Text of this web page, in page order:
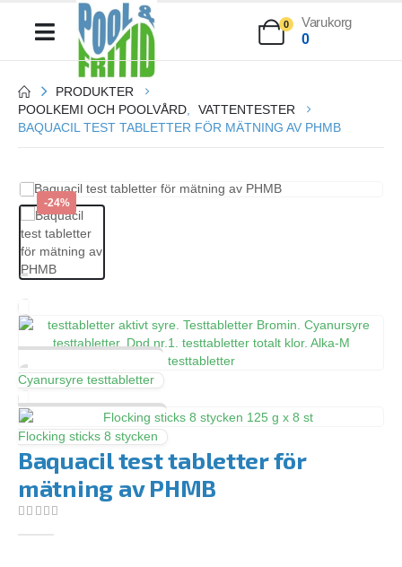
0
Varukorg
0
PRODUKTER
POOLKEMI OCH POOLVÅRD
VATTENTESTER
BAQUACIL TEST TABLETTER FÖR MÄTNING AV PHMB
-24%
Cyanursyre testtabletter
Flocking sticks 8 stycken
Baquacil test tabletter för
mätning av PHMB